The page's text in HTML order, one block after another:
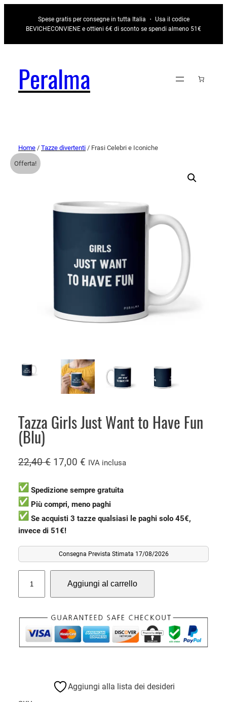
Spese gratis per consegne in tutta Italia ・ Usa il codice
BEVICHECONVIENE e ottieni 6€ di sconto se spendi almeno 51€
Peralma
Home / Tazze divertenti / Frasi Celebri e Iconiche
Offerta!
Tazza Girls Just Want to Have Fun
(Blu)
22,40€ I
p
r
e
z
z
o
g
i
n
e
17,00 €
p
r
e
z
o
t
u
a
l
:
IVA inclusa
Spedizione sempre gratuita
Più compri, meno paghi
Se acquisti 3 tazze qualsiasi le paghi solo 45€,
invece di 51€!
Consegna Prevista Stimata 17/08/2026
z
i
Aggiungi al carrello
Aggiungi alla lista dei desideri